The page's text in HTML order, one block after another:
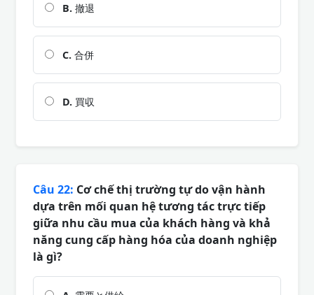
B. 撤退
C. 合併
D. 買収
Câu 22: Cơ chế thị trường tự do vận hành
dựa trên mối quan hệ tương tác trực tiếp
giữa nhu cầu mua của khách hàng và khả
năng cung cấp hàng hóa của doanh nghiệp
là gì?